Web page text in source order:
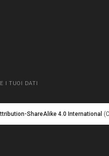
I TUOI DATI
ShareAlike 4.0 International